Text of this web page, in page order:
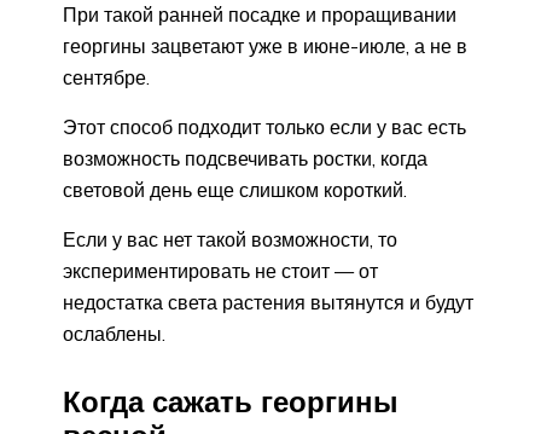
При такой ранней посадке и проращивании
георгины зацветают уже в июне-июле, а не в
сентябре.
Этот способ подходит только если у вас есть
возможность подсвечивать ростки, когда
световой день еще слишком короткий.
Если у вас нет такой возможности, то
экспериментировать не стоит — от
недостатка света растения вытянутся и будут
ослаблены.
Когда сажать георгины